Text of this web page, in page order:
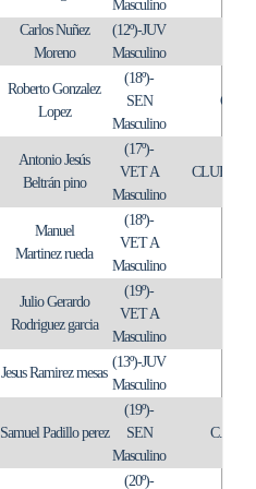
Masculino
Carlos Nuñez
Moreno
(12º)-JUV
Masculino
Roberto Gonzalez
Lopez
(18º)-
SEN
Masculino
C.T.
Antonio Jesús
Beltrán pino
(17º)-
VET A
Masculino
CLUB
Manuel
Martinez rueda
(18º)-
VET A
Masculino
Julio Gerardo
Rodriguez garcia
(19º)-
VET A
Masculino
Jesus Ramirez mesas
(13º)-JUV
Masculino
Samuel Padillo perez
(19º)-
SEN
Masculino
C.T.
(20º)-